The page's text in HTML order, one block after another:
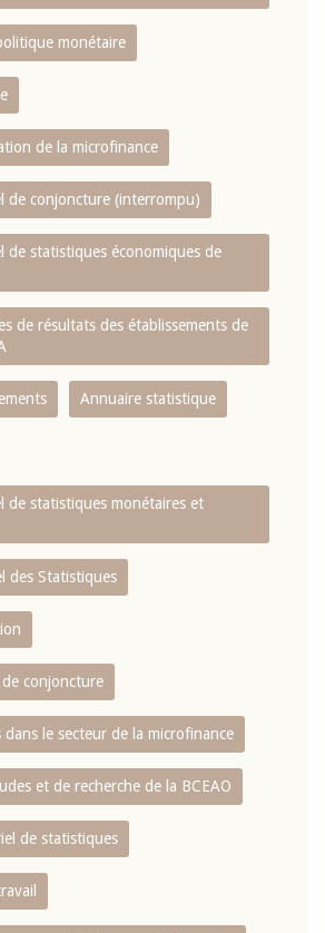
monétaire
de la microfinance
de conjoncture (interrompu)
de statistiques économiques de
de résultats des établissements de
Annuaire statistique
de statistiques monétaires et
des Statistiques
conjoncture
dans le secteur de la microfinance
et de recherche de la BCEAO
de statistiques